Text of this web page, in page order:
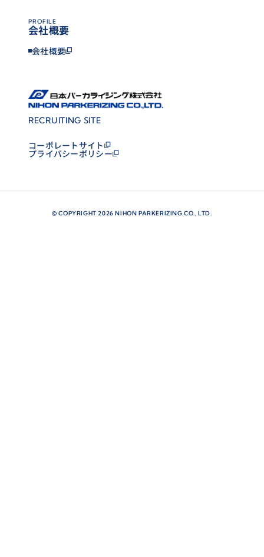
RECRUITING SITE
コーポレートサイト
プライバシーポリシー
PROFILE
会社概要
会社概要
© COPYRIGHT 2026 NIHON PARKERIZING CO., LTD.